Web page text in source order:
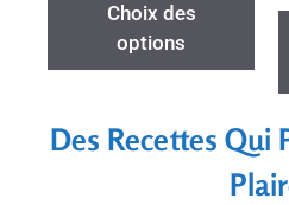
Choix des
options
Des Recettes Qui